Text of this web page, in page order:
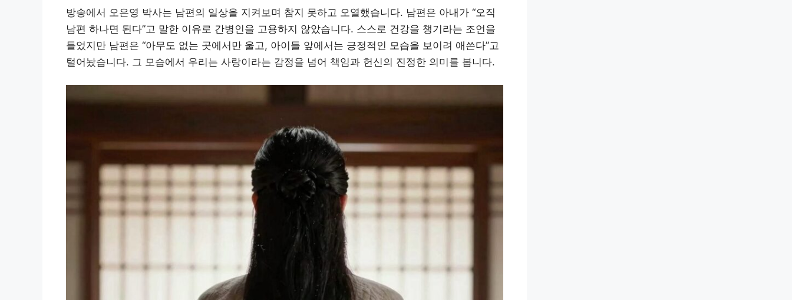
방송에서 오은영 박사는 남편의 일상을 지켜보며 참지 못하고 오열했습니다. 남편은 아내가 “오직
남편 하나면 된다”고 말한 이유로 간병인을 고용하지 않았습니다. 스스로 건강을 챙기라는 조언을
들었지만 남편은 “아무도 없는 곳에서만 울고, 아이들 앞에서는 긍정적인 모습을 보이려 애쓴다”고
털어놨습니다. 그 모습에서 우리는 사랑이라는 감정을 넘어 책임과 헌신의 진정한 의미를 봅니다.